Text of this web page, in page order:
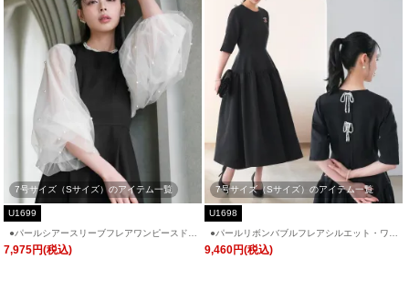
7号サイズ（Sサイズ）のアイテム一覧
U1699
●パールシアースリーブフレアワンピースドレ
ス「U1699」/ 結婚式・披露宴・二次会など
7,975円(税込)
7号サイズ（Sサイズ）のアイテム一覧
U1698
●パールリボンバブルフレアシルエット・ワン
ピースドレス「U1698」/ 結婚式・披露宴・
9,460円(税込)